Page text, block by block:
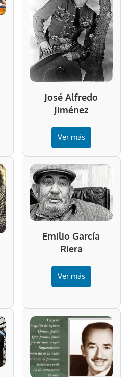
José Alfredo
Jiménez
Ver más
Emilio García
Riera
Ver más